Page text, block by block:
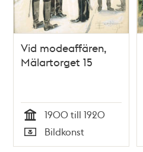
Vid modeaffären,
Mälartorget 15
Tid
1900 till 1920
Typ
Bildkonst